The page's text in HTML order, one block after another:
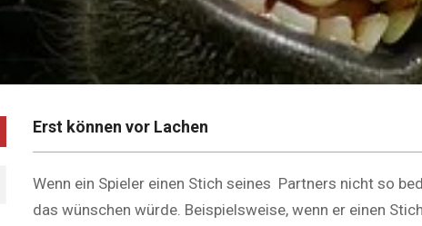
Erst können vor Lachen
Wenn ein Spieler einen Stich seines Partners nicht so
das wünschen würde. Beispielsweise, wenn er einen